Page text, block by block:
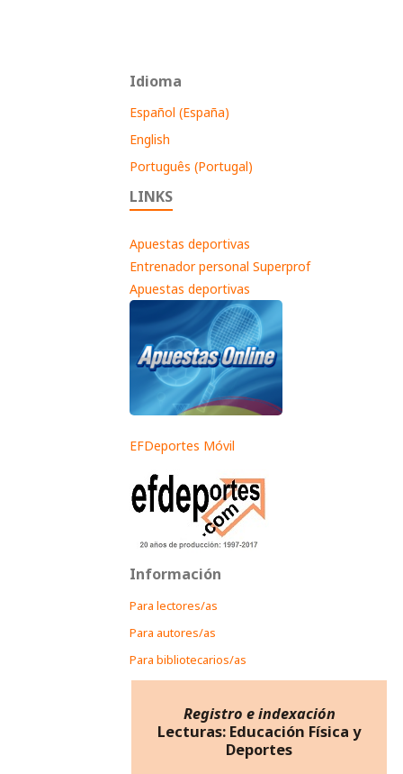
Idioma
Español (España)
English
Português (Portugal)
LINKS
Apuestas deportivas
Entrenador personal Superprof
Apuestas deportivas
EFDeportes Móvil
Información
Para lectores/as
Para autores/as
Para bibliotecarios/as
Registro e indexación
Lecturas: Educación Física y
Deportes